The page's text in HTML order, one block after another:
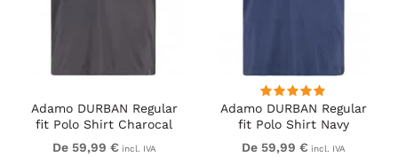
Adamo DURBAN Regular
fit Polo Shirt Charocal
De 59,99 € incl. IVA
Adamo DURBAN Regular
fit Polo Shirt Navy
De 59,99 € incl. IVA